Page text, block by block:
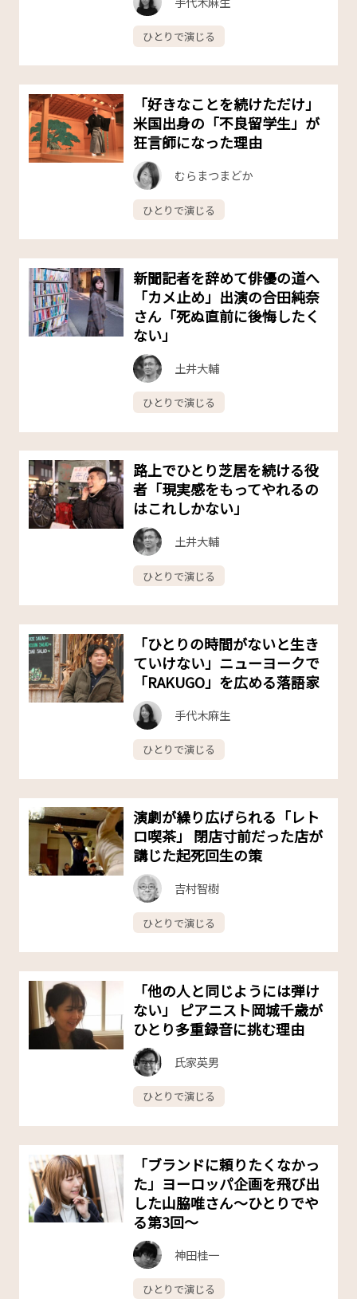
ひとりで演じる
「好きなことを続けただけ」
米国出身の「不良留学生」が
狂言師になった理由
むらまつまどか
ひとりで演じる
新聞記者を辞めて俳優の道へ
「カメ止め」出演の合田純奈
さん「死ぬ直前に後悔したく
ない」
土井大輔
ひとりで演じる
路上でひとり芝居を続ける役
者「現実感をもってやれるの
はこれしかない」
土井大輔
ひとりで演じる
「ひとりの時間がないと生き
ていけない」ニューヨークで
「RAKUGO」を広める落語家
手代木麻生
ひとりで演じる
演劇が繰り広げられる「レト
ロ喫茶」 閉店寸前だった店が
講じた起死回生の策
吉村智樹
ひとりで演じる
「他の人と同じようには弾け
ない」 ピアニスト岡城千歳が
ひとり多重録音に挑む理由
氏家英男
ひとりで演じる
「ブランドに頼りたくなかっ
た」ヨーロッパ企画を飛び出
した山脇唯さん〜ひとりでや
る第3回〜
神田桂一
ひとりで演じる